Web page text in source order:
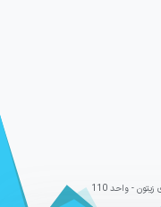
- واحد 110